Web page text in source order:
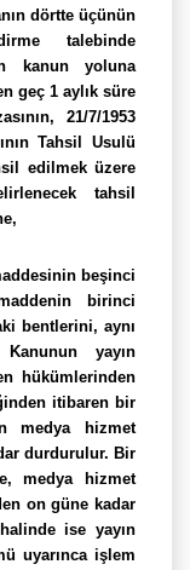
dörtte üçünün
talebinde
kanun yoluna
geç 1 aylık süre
21/7/1953
Tahsil Usulü
edilmek üzere
tahsil
beşinci
birinci
bentlerini, aynı
yayın
hükümlerinden
itibaren bir
medya hizmet
durdurulur. Bir
medya hizmet
on güne kadar
ise yayın
uyarınca işlem